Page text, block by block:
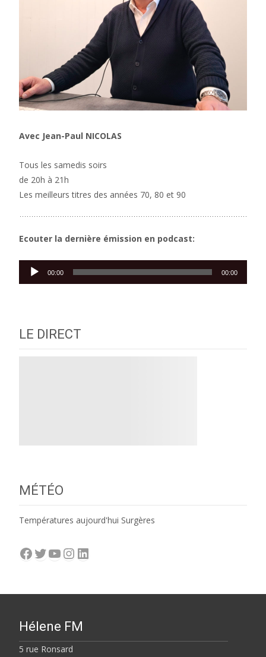
Avec Jean-Paul NICOLAS
Tous les samedis soirs
de 20h à 21h
Les meilleurs titres des années 70, 80 et 90
Ecouter la dernière émission en podcast:
Lecteur
audio
00:00 00:00
LE DIRECT
MÉTÉO
Températures aujourd'hui Surgères
Facebook
Twitter
YouTube
Instagram
LinkedIn
Hélene FM
5 rue Ronsard